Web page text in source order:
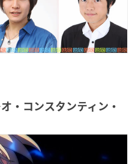
・コンスタンティン・